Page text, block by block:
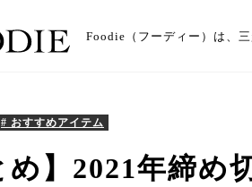
Foodie（フーディー）は、
# おすすめアイテム
め】2021年締